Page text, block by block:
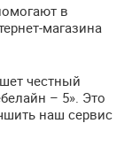
в
магазина
честный
– 5». Это
наш сервис